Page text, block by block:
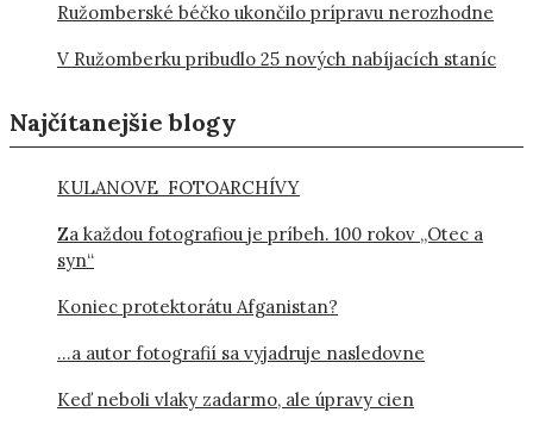
Ružomberské béčko ukončilo prípravu nerozhodne
V Ružomberku pribudlo 25 nových nabíjacích staníc
Najčítanejšie blogy
KULANOVE FOTOARCHÍVY
Za každou fotografiou je príbeh. 100 rokov „Otec a
syn“
Koniec protektorátu Afganistan?
…a autor fotografií sa vyjadruje nasledovne
Keď neboli vlaky zadarmo, ale úpravy cien